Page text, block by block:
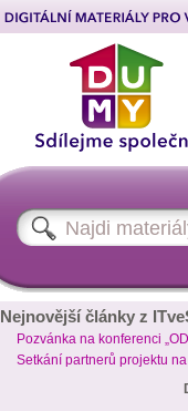
Nejnovější články z
Pozvánka na konferenci
Setkání partnerů projektu